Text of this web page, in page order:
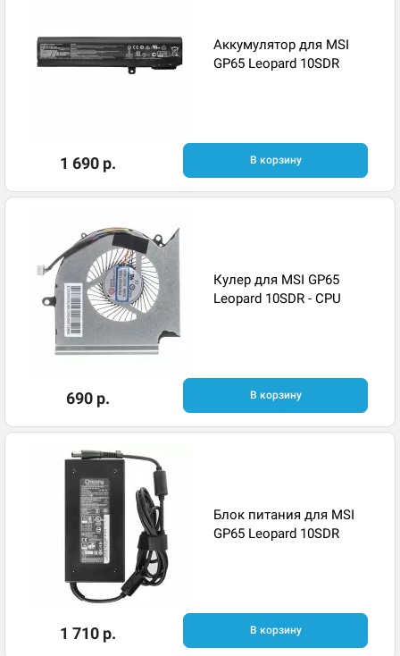
Аккумулятор для MSI
GP65 Leopard 10SDR
1 690 р. В корзину
Кулер для MSI GP65
Leopard 10SDR - CPU
690 р. В корзину
Блок питания для MSI
GP65 Leopard 10SDR
1 710 р. В корзину